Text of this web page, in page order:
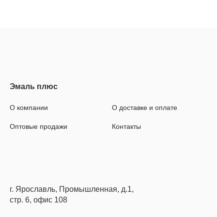
О компании
Оптовые продажи
О доставке и оплате
Контакты
г. Ярославль, Промышленная, д.1,
стр. 6, офис 108